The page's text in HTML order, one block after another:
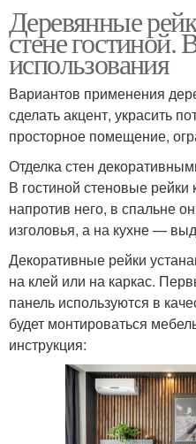
Деревянные
стене гостиной.
использования
Вариантов применения
сделать акцент, украсить
просторное помещение,
Отделка стен
В гостиной стеновые
напротив него, в спальне
изголовья, а на кухне —
Декоративные рейки
на клей или на каркас.
панель используются в
будет монтироваться
инструкция: